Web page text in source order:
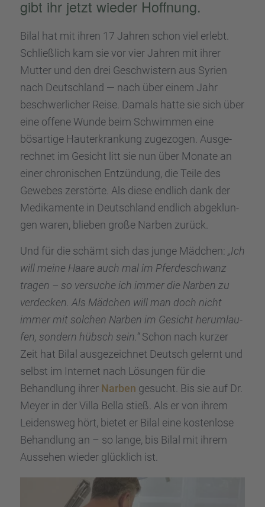
gibt ihr jetzt wieder Hoffnung.
Bilal hat mit ihren 17 Jahren schon viel erlebt.
Schließ­lich kam sie vor vier Jahren mit ihrer
Mutter und den drei Geschwis­tern aus Syrien
nach Deutsch­land — nach über einem Jahr
beschwer­li­cher Reise. Damals hatte sie sich über
eine offene Wunde beim Schwim­men eine
bösar­tige Hauter­kran­kung zugezo­gen. Ausge­
rech­net im Gesicht litt sie nun über Monate an
einer chroni­schen Entzün­dung, die Teile des
Gewebes zerstörte. Als diese endlich dank der
Medika­mente in Deutsch­land endlich abgeklun­
gen waren, blieben große Narben zurück.
Und für die schämt sich das junge Mädchen: „Ich
will meine Haare auch mal im Pferde­schwanz
tragen – so versu­che ich immer die Narben zu
verde­cken. Als Mädchen will man doch nicht
immer mit solchen Narben im Gesicht herum­lau­
fen, sondern hübsch sein.“Schon nach kurzer
Zeit hat Bilal ausge­zeich­net Deutsch gelernt und
selbst im Inter­net nach Lösun­gen für die
Behand­lung ihrer Narben gesucht. Bis sie auf Dr.
Meyer in der Villa Bella stieß. Als er von ihrem
Leidens­weg hört, bietet er Bilal eine kosten­lose
Behand­lung an – so lange, bis Bilal mit ihrem
Ausse­hen wieder glück­lich ist.